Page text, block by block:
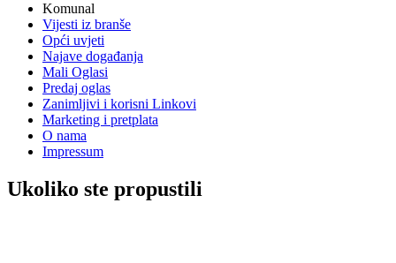
Komunal
Vijesti iz branše
Opći uvjeti
Najave događanja
Mali Oglasi
Predaj oglas
Zanimljivi i korisni Linkovi
Marketing i pretplata
O nama
Impressum
Ukoliko ste propustili